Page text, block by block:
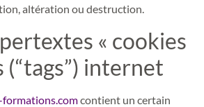
altération ou destruction.
« cookies
(“tags”) internet
contient un certain